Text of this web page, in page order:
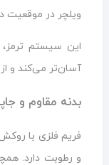
ویلچر در موقعیت
این سیستم ترمز،
آسان‌تر می‌کند و
بدنه مقاوم و
فریم فلزی با
و رطوبت دارد.